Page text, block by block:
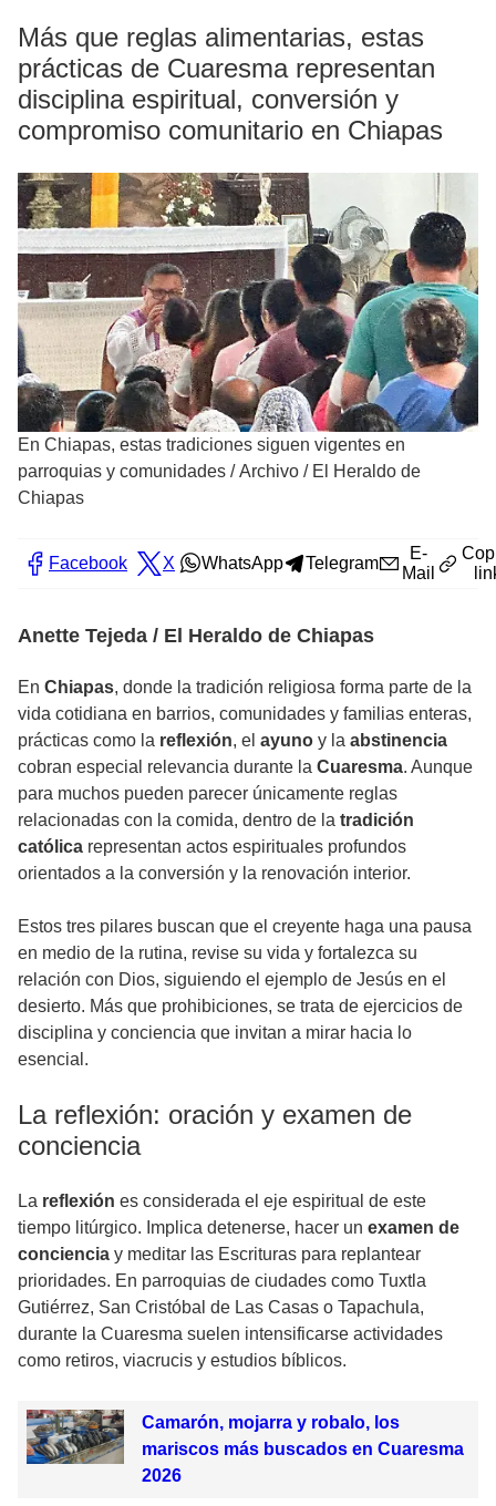
Más que reglas alimentarias, estas
prácticas de Cuaresma representan
disciplina espiritual, conversión y
compromiso comunitario en Chiapas
En Chiapas, estas tradiciones siguen vigentes en
parroquias y comunidades /Archivo / El Heraldo de
Chiapas
Facebook X WhatsApp Telegram
E-
Mail
Anette Tejeda / El Heraldo de Chiapas
En Chiapas, donde la tradición religiosa forma parte de la
vida cotidiana en barrios, comunidades y familias enteras,
prácticas como la reflexión, el ayuno y la abstinencia
cobran especial relevancia durante la Cuaresma. Aunque
para muchos pueden parecer únicamente reglas
relacionadas con la comida, dentro de la tradición
católica representan actos espirituales profundos
orientados a la conversión y la renovación interior.
Estos tres pilares buscan que el creyente haga una pausa
en medio de la rutina, revise su vida y fortalezca su
relación con Dios, siguiendo el ejemplo de Jesús en el
desierto. Más que prohibiciones, se trata de ejercicios de
disciplina y conciencia que invitan a mirar hacia lo
esencial.
La reflexión: oración y examen de
conciencia
La reflexión es considerada el eje espiritual de este
tiempo litúrgico. Implica detenerse, hacer un examen de
conciencia y meditar las Escrituras para replantear
prioridades. En parroquias de ciudades como Tuxtla
Gutiérrez, San Cristóbal de Las Casas o Tapachula,
durante la Cuaresma suelen intensificarse actividades
como retiros, viacrucis y estudios bíblicos.
Camarón, mojarra y robalo, los
mariscos más buscados en Cuaresma
2026